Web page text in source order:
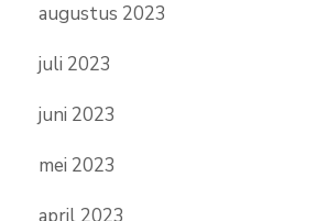
augustus 2023
juli 2023
juni 2023
mei 2023